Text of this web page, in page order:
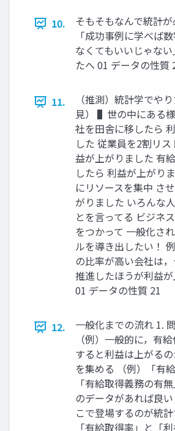
10.
そもそもなんで統計
「成功事例に学べば
なくてもいいじゃな
たへ 01 データの性質
11.
（推測）統計学でや
見） ▌世の中にある
社を田舎に移したら
した 従業員を2割リ
益が上がりました 有
したら 利益が上がり
にリソースを集中 さ
がりました いろんな
とを言ってる ビジネ
をつかって 一般化さ
ルを導き出したい！
の比率が高い会社は
推進したほうが利益
01 データの性質 21
12.
一般化までの流れ 1.
（例）一般的に，有
すると利益は上がる
を集める （例）「有
「有給取得義務の有
のデータがあれば良
こで登場するのが統計
「有給取得率」と「